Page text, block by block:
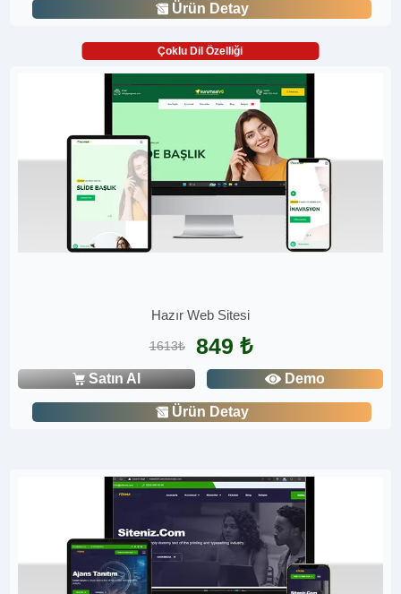
Ürün Detay
Çoklu Dil Özelliği
Hazır Web Sitesi
1613₺ 849 ₺
Satın Al Demo
Ürün Detay